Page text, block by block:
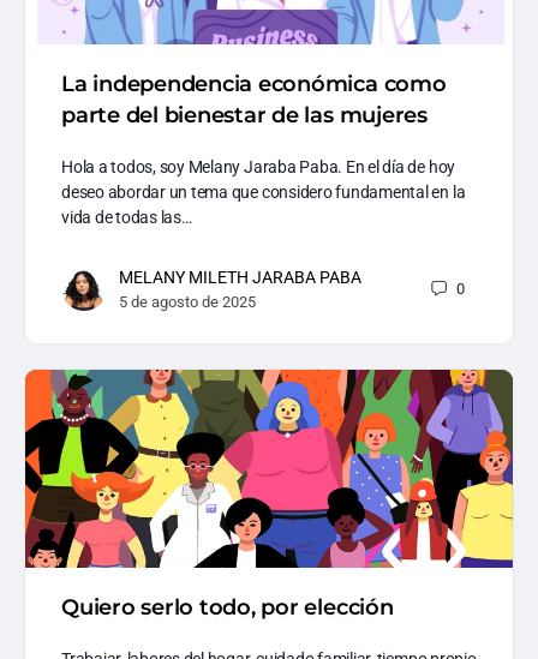
La independencia económica como
parte del bienestar de las mujeres
Hola a todos, soy Melany Jaraba Paba. En el día de hoy
deseo abordar un tema que considero fundamental en la
vida de todas las…
MELANY MILETH JARABA PABA
5 de agosto de 2025
0
Quiero serlo todo, por elección